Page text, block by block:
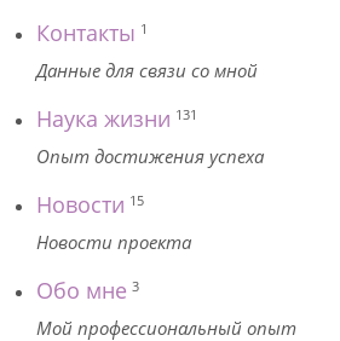
Контакты 1
Данные для связи со мной
Наука жизни 131
Опыт достижения успеха
Новости 15
Новости проекта
Обо мне 3
Мой профессиональный опыт